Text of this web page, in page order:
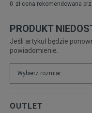
0 zł cena rekomendowana
PRODUKT
Jeśli artykuł będzie
powiadomienie.
Wybierz rozmiar
XS
OUTLET